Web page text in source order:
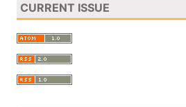
CURRENT ISSUE